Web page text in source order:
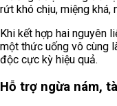
rứt khó chịu, miệng khá,
Khi kết hợp hai nguyên
một thức uống vô cùng
độc cực kỳ hiệu quả.
Hỗ trợ ngừa nám,